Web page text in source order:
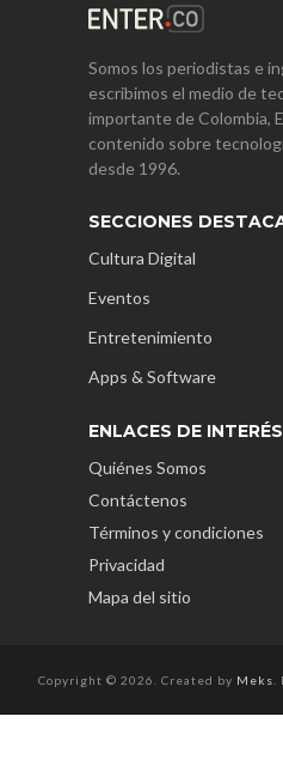
Somos los periodistas e
escribimos el medio de
importante de Colombia,
contenido sobre
desde 1996.
SECCIONES
Cultura Digital
Eventos
Entretenimiento
Apps & Software
ENLACES DE INTERÉS
Quiénes Somos
Contáctenos
Términos y condiciones
Privacidad
Mapa del sitio
Copyright © 2026. Created by Meks